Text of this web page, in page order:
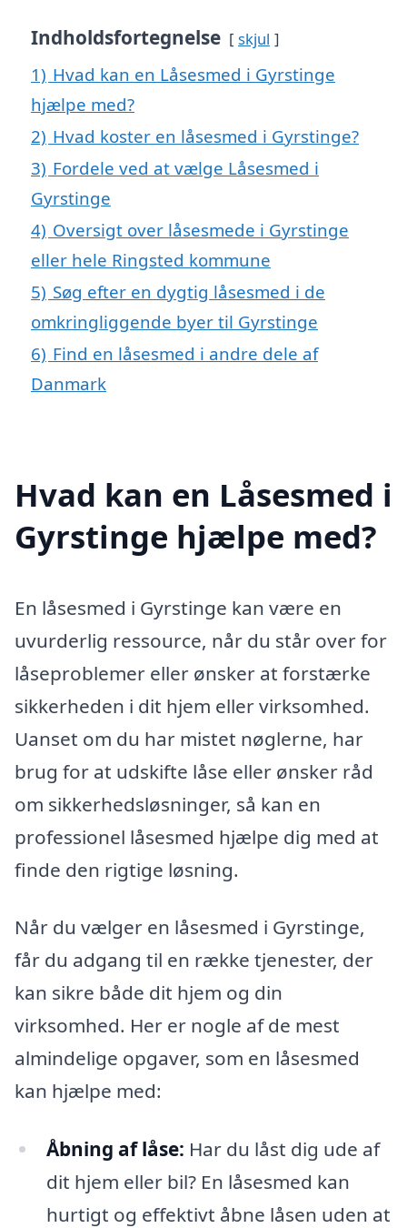
Indholdsfortegnelse skjul
1) Hvad kan en Låsesmed i Gyrstinge
hjælpe med?
2) Hvad koster en låsesmed i Gyrstinge?
3) Fordele ved at vælge Låsesmed i
Gyrstinge
4) Oversigt over låsesmede i Gyrstinge
eller hele Ringsted kommune
5) Søg efter en dygtig låsesmed i de
omkringliggende byer til Gyrstinge
6) Find en låsesmed i andre dele af
Danmark
Hvad kan en Låsesmed i
Gyrstinge hjælpe med?
En låsesmed i Gyrstinge kan være en
uvurderlig ressource, når du står over for
låseproblemer eller ønsker at forstærke
sikkerheden i dit hjem eller virksomhed.
Uanset om du har mistet nøglerne, har
brug for at udskifte låse eller ønsker råd
om sikkerhedsløsninger, så kan en
professionel låsesmed hjælpe dig med at
finde den rigtige løsning.
Når du vælger en låsesmed i Gyrstinge,
får du adgang til en række tjenester, der
kan sikre både dit hjem og din
virksomhed. Her er nogle af de mest
almindelige opgaver, som en låsesmed
kan hjælpe med:
Åbning af låse: Har du låst dig ude af
dit hjem eller bil? En låsesmed kan
hurtigt og effektivt åbne låsen uden at